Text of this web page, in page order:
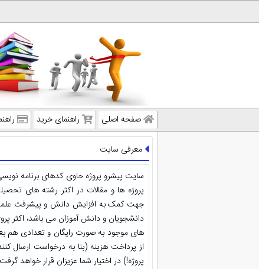
صفحه اصلی راهنمای خرید
معرفی سایت
سایت پیشرو پروژه حاوی کدهای برنامه
پروژه ها و مقالات در اکثر رشته های
جهت کمک به افزایش دانش و پیشرفت
دانشجویان و دانش آموزان می باشد، اکثر
های موجود به صورت رایگان و تعدادی هم
از پرداخت هزینه (بنا به درخواست ارسال
پروژه!) در اختیار شما عزیزان قرار خواهد